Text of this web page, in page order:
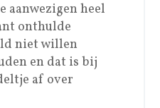
aanwezigen heel
onthulde
niet willen
en dat is bij
af over